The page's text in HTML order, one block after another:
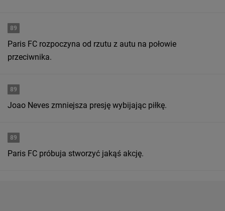
89
Paris FC rozpoczyna od rzutu z autu na połowie
przeciwnika.
89
Joao Neves zmniejsza presję wybijając piłkę.
89
Paris FC próbuja stworzyć jakąś akcję.